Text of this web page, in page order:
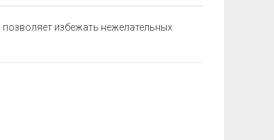
избежать нежелательных